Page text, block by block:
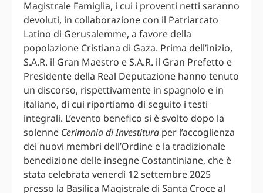
Magistrale Famiglia, i cui i proventi netti saranno
devoluti, in collaborazione con il Patriarcato
Latino di Gerusalemme, a favore della
popolazione Cristiana di Gaza. Prima dell’inizio,
S.A.R. il Gran Maestro e S.A.R. il Gran Prefetto e
Presidente della Real Deputazione hanno tenuto
un discorso, rispettivamente in spagnolo e in
italiano, di cui riportiamo di seguito i testi
integrali. L’evento benefico si è svolto dopo la
solenne Cerimonia di Investitura per l’accoglienza
dei nuovi membri dell’Ordine e la tradizionale
benedizione delle insegne Costantiniane, che è
stata celebrata venerdì 12 settembre 2025
presso la Basilica Magistrale di Santa Croce al